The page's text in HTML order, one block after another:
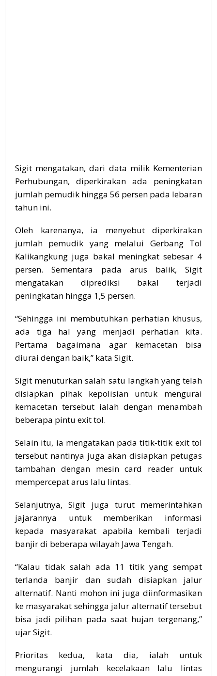
Sigit mengatakan, dari data milik Kementerian
Perhubungan, diperkirakan ada peningkatan
jumlah pemudik hingga 56 persen pada lebaran
tahun ini.
Oleh karenanya, ia menyebut diperkirakan
jumlah pemudik yang melalui Gerbang Tol
Kalikangkung juga bakal meningkat sebesar 4
persen. Sementara pada arus balik, Sigit
mengatakan diprediksi bakal terjadi
peningkatan hingga 1,5 persen.
“Sehingga ini membutuhkan perhatian khusus,
ada tiga hal yang menjadi perhatian kita.
Pertama bagaimana agar kemacetan bisa
diurai dengan baik,” kata Sigit.
Sigit menuturkan salah satu langkah yang telah
disiapkan pihak kepolisian untuk mengurai
kemacetan tersebut ialah dengan menambah
beberapa pintu exit tol.
Selain itu, ia mengatakan pada titik-titik exit tol
tersebut nantinya juga akan disiapkan petugas
tambahan dengan mesin card reader untuk
mempercepat arus lalu lintas.
Selanjutnya, Sigit juga turut memerintahkan
jajarannya untuk memberikan informasi
kepada masyarakat apabila kembali terjadi
banjir di beberapa wilayah Jawa Tengah.
“Kalau tidak salah ada 11 titik yang sempat
terlanda banjir dan sudah disiapkan jalur
alternatif. Nanti mohon ini juga diinformasikan
ke masyarakat sehingga jalur alternatif tersebut
bisa jadi pilihan pada saat hujan tergenang,”
ujar Sigit.
Prioritas kedua, kata dia, ialah untuk
mengurangi jumlah kecelakaan lalu lintas